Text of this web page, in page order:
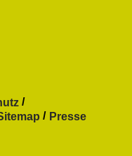
Presse